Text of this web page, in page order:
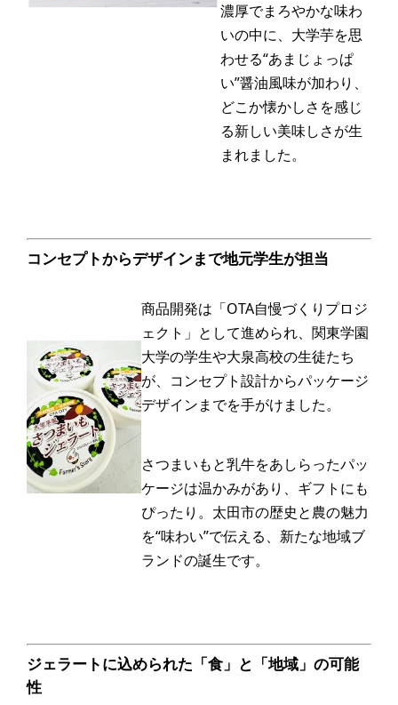
濃厚でまろやかな味わ
いの中に、大学芋を思
わせる“あまじょっぱ
い”醤油風味が加わり、
どこか懐かしさを感じ
る新しい美味しさが生
まれました。
コンセプトからデザインまで地元学生が担当
商品開発は「OTA自慢づくりプロジ
ェクト」として進められ、関東学園
大学の学生や大泉高校の生徒たち
が、コンセプト設計からパッケージ
デザインまでを手がけました。
さつまいもと乳牛をあしらったパッ
ケージは温かみがあり、ギフトにも
ぴったり。太田市の歴史と農の魅力
を“味わい”で伝える、新たな地域ブ
ランドの誕生です。
ジェラートに込められた「食」と「地域」の可能
性